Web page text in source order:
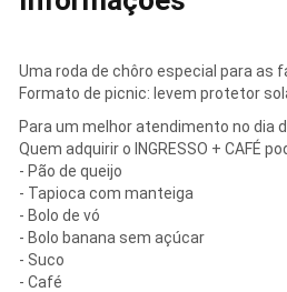
Uma roda de chôro especial para as
Formato de picnic: levem protetor
Para um melhor atendimento no dia
Quem adquirir o INGRESSO + CAFÉ
- Pão de queijo
- Tapioca com manteiga
- Bolo de vó
- Bolo banana sem açúcar
- Suco
- Café